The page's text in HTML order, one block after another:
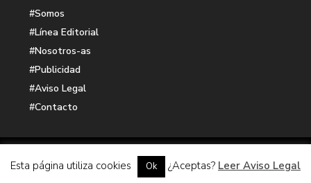
#Somos
#Línea Editorial
#Nosotros-as
#Publicidad
#Aviso Legal
#Contacto
Electrico Romance
Hacker Harbor
Esta página utiliza cookies Ok ¿Aceptas? Leer Aviso Legal